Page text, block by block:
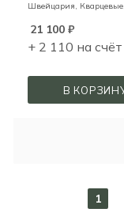
Швейцария, Кварцевые,
21 100 ₽
+ 2 110 на счёт
В
1